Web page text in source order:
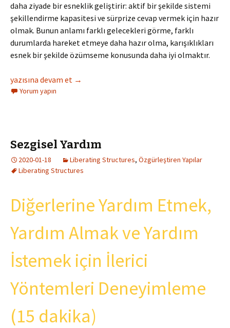
daha ziyade bir esneklik geliştirir: aktif bir şekilde sistemi
şekillendirme kapasitesi ve sürprize cevap vermek için hazır
olmak. Bunun anlamı farklı gelecekleri görme, farklı
durumlarda hareket etmeye daha hazır olma, karışıklıkları
esnek bir şekilde özümseme konusunda daha iyi olmaktır.
Kritik Belirsizlikler
yazısına devam et →
Yorum yapın
Sezgisel Yardım
2020-01-18 Liberating Structures, Özgürleştiren Yapılar
Liberating Structures
Diğerlerine Yardım Etmek,
Yardım Almak ve Yardım
İstemek için İlerici
Yöntemleri Deneyimleme
(15 dakika)